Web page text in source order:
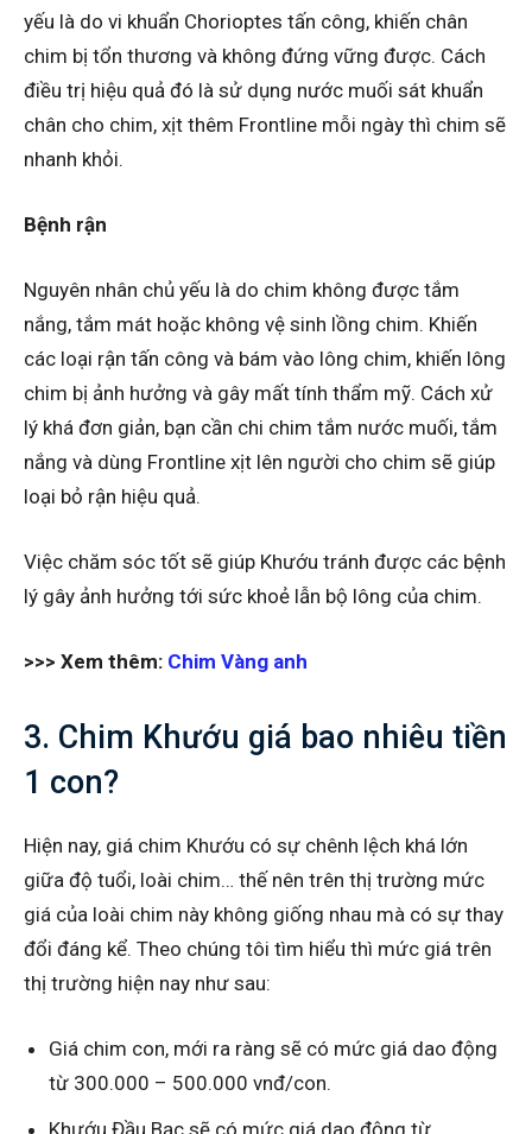
yếu là do vi khuẩn Chorioptes tấn công, khiến chân
chim bị tổn thương và không đứng vững được. Cách
điều trị hiệu quả đó là sử dụng nước muối sát khuẩn
chân cho chim, xịt thêm Frontline mỗi ngày thì chim sẽ
nhanh khỏi.
Bệnh rận
Nguyên nhân chủ yếu là do chim không được tắm
nắng, tắm mát hoặc không vệ sinh lồng chim. Khiến
các loại rận tấn công và bám vào lông chim, khiến lông
chim bị ảnh hưởng và gây mất tính thẩm mỹ. Cách xử
lý khá đơn giản, bạn cần chi chim tắm nước muối, tắm
nắng và dùng Frontline xịt lên người cho chim sẽ giúp
loại bỏ rận hiệu quả.
Việc chăm sóc tốt sẽ giúp Khướu tránh được các bệnh
lý gây ảnh hưởng tới sức khoẻ lẫn bộ lông của chim.
>>> Xem thêm: Chim Vàng anh
3. Chim Khướu giá bao nhiêu tiền
1 con?
Hiện nay, giá chim Khướu có sự chênh lệch khá lớn
giữa độ tuổi, loài chim… thế nên trên thị trường mức
giá của loài chim này không giống nhau mà có sự thay
đổi đáng kể. Theo chúng tôi tìm hiểu thì mức giá trên
thị trường hiện nay như sau:
Giá chim con, mới ra ràng sẽ có mức giá dao động
từ 300.000 – 500.000 vnđ/con.
Khướu Đầu Bạc sẽ có mức giá dao động từ